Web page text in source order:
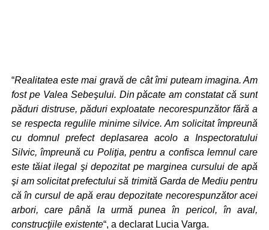
“Realitatea este mai gravă de cât îmi puteam imagina. Am
fost pe Valea Sebeşului. Din păcate am constatat că sunt
păduri distruse, păduri exploatate necorespunzător fără a
se respecta regulile minime silvice. Am solicitat împreună
cu domnul prefect deplasarea acolo a Inspectoratului
Silvic, împreună cu Poliţia, pentru a confisca lemnul care
este tăiat ilegal şi depozitat pe marginea cursului de apă
şi am solicitat prefectului să trimită Garda de Mediu pentru
că în cursul de apă erau depozitate necorespunzător acei
arbori, care până la urmă punea în pericol, în aval,
construcţiile existente“, a declarat Lucia Varga.